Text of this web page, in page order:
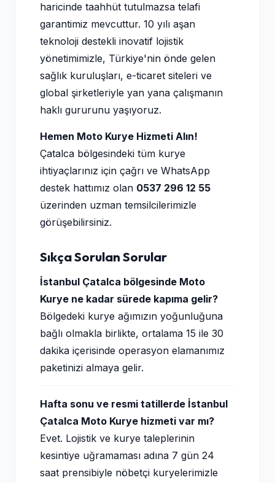
haricinde taahhüt tutulmazsa telafi
garantimiz mevcuttur. 10 yılı aşan
teknoloji destekli inovatif lojistik
yönetimimizle, Türkiye'nin önde gelen
sağlık kuruluşları, e-ticaret siteleri ve
global şirketleriyle yan yana çalışmanın
haklı gururunu yaşıyoruz.
Hemen Moto Kurye Hizmeti Alın!
Çatalca bölgesindeki tüm kurye
ihtiyaçlarınız için çağrı ve WhatsApp
destek hattımız olan 0537 296 12 55
üzerinden uzman temsilcilerimizle
görüşebilirsiniz.
Sıkça Sorulan Sorular
İstanbul Çatalca bölgesinde Moto
Kurye ne kadar sürede kapıma gelir?
Bölgedeki kurye ağımızın yoğunluğuna
bağlı olmakla birlikte, ortalama 15 ile 30
dakika içerisinde operasyon elamanımız
paketinizi almaya gelir.
Hafta sonu ve resmi tatillerde İstanbul
Çatalca Moto Kurye hizmeti var mı?
Evet. Lojistik ve kurye taleplerinin
kesintiye uğramaması adına 7 gün 24
saat prensibiyle nöbetçi kuryelerimizle